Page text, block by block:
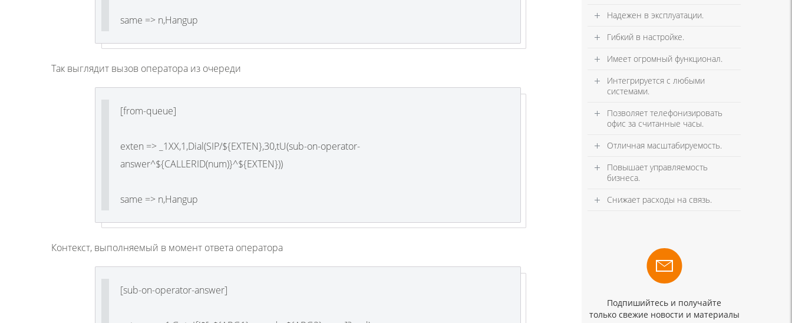
same => n,Hangup
Так выглядит вызов оператора из очереди
[from-queue]
exten => _1XX,1,Dial(SIP/${EXTEN},30,tU(sub-on-operator-
answer^${CALLERID(num)}^${EXTEN}))
same => n,Hangup
Контекст, выполняемый в момент ответа оператора
[sub-on-operator-answer]
Надежен в эксплуатации.
Гибкий в настройке.
Имеет огромный функционал.
Интегрируется с любыми
системами.
Позволяет телефонизировать
офис за считанные часы.
Отличная масштабируемость.
Повышает управляемость
бизнеса.
Снижает расходы на связь.
Подпишийтесь и получайте
только свежие новости и материалы